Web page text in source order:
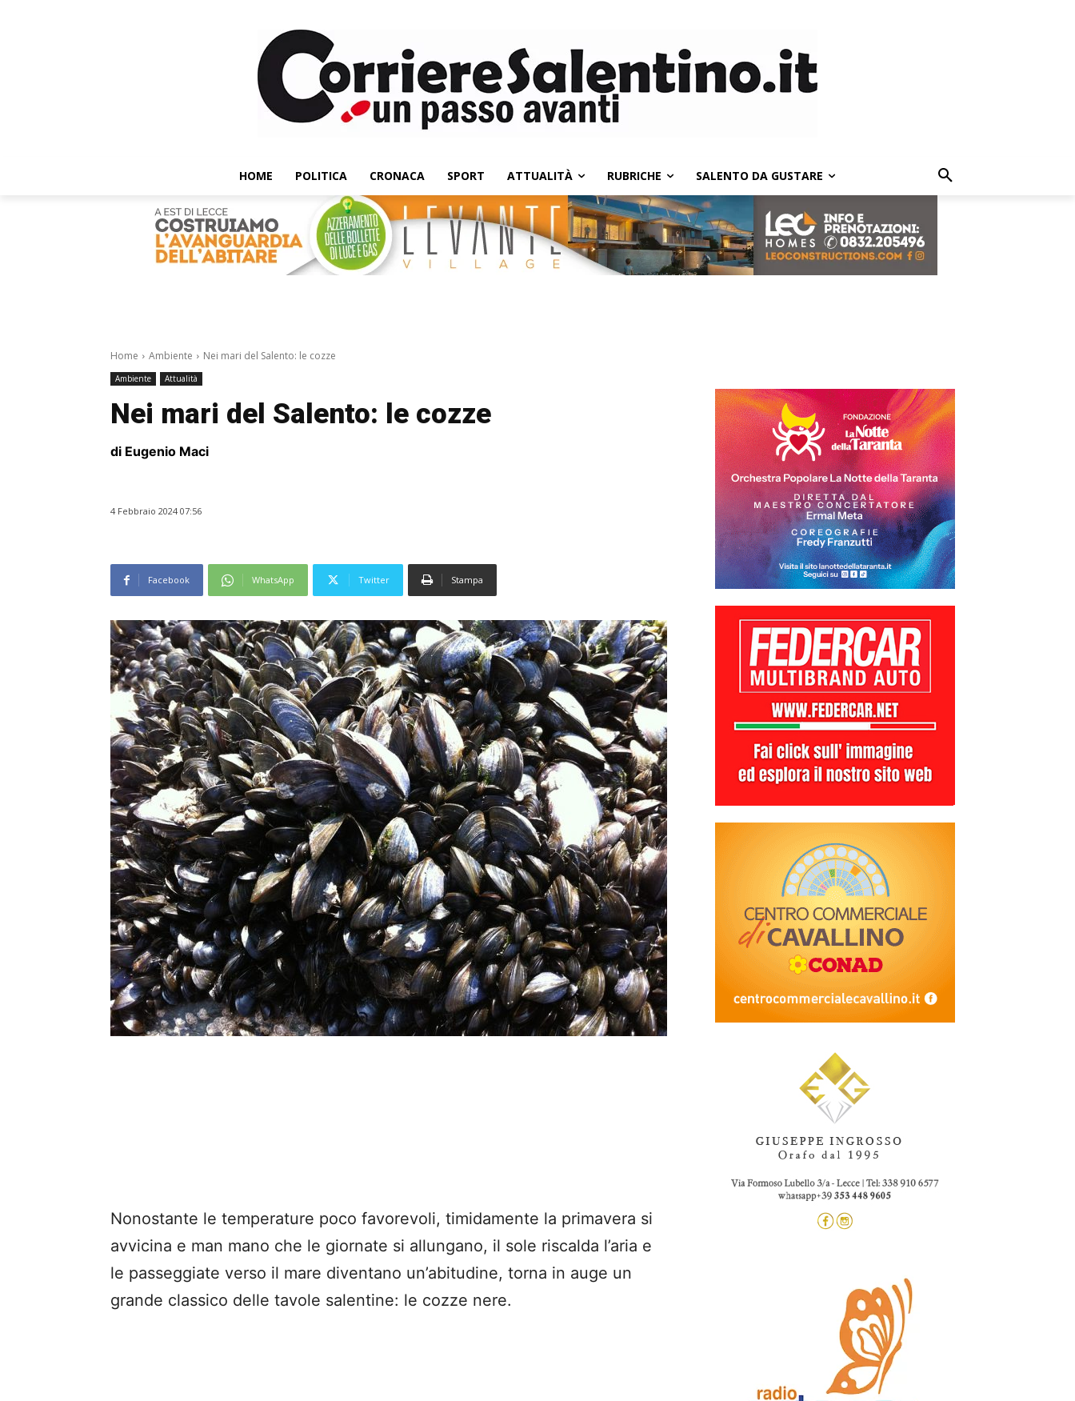
HOME POLITICA CRONACA SPORT ATTUALITÀ RUBRICHE SALENTO DA GUSTARE
Home Ambiente Nei mari del Salento: le cozze
Ambiente Attualità
Nei mari del Salento: le cozze
di Eugenio Maci
4 Febbraio 2024 07:56
Facebook WhatsApp Twitter Stampa
Nonostante le temperature poco favorevoli, timidamente la primavera si
avvicina e man mano che le giornate si allungano, il sole riscalda l’aria e
le passeggiate verso il mare diventano un’abitudine, torna in auge un
grande classico delle tavole salentine: le cozze nere.